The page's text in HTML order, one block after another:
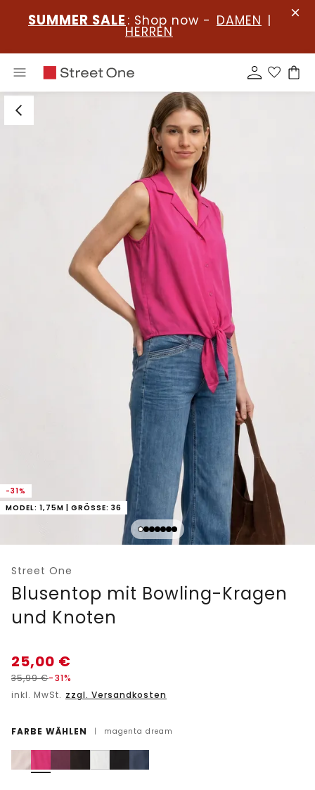
SUMMER SALE : Shop now - DAMEN |
HERREN
-31%
MODEL: 1,75M | GRÖSSE: 36
Street One
Blusentop mit Bowling-Kragen
und Knoten
25,00 €
35,99€-31%
inkl. MwSt. zzgl. Versandkosten
FARBE WÄHLEN | magenta dream